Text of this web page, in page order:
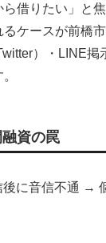
ら借りたい」と
ケースが前橋
）・LINE掲
資の罠
に音信不通 →